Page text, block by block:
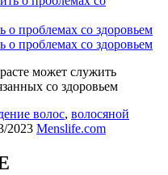
о проблемах со здоровьем
о проблемах со здоровьем
может служить
со здоровьем
волос, волосяной
2023 Menslife.com